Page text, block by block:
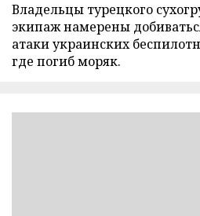
Владельцы турецкого
экипаж намерены
атаки украинских
где погиб моряк.